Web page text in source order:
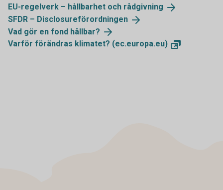
EU-regelverk – hållbarhet och rådgivning
SFDR – Disclosureförordningen
Vad gör en fond hållbar?
Varför förändras klimatet? (ec.europa.eu)